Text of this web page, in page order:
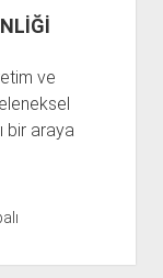
ve
bir araya